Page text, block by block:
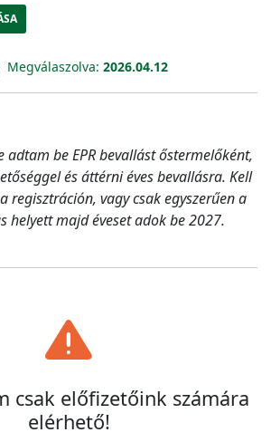
Megválaszolva: 2026.04.12
adtam be EPR bevallást őstermelőként,
és áttérni éves bevallásra. Kell
regisztráción, vagy csak egyszerűen a
helyett majd éveset adok be 2027.
csak előfizetőink számára
elérhető!